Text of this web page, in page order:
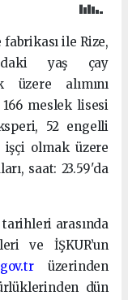
fabrikası ile Rize,
yaş çay
üzere alımını
meslek lisesi
52 engelli
olmak üzere
saat: 23.59'da
tarihleri arasında
ve İŞKUR’un
üzerinden
dün